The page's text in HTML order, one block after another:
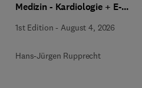
Medizin - Kardiologie + E-
1st Edition -August 4, 2026
Hans-Jürgen Rupprecht